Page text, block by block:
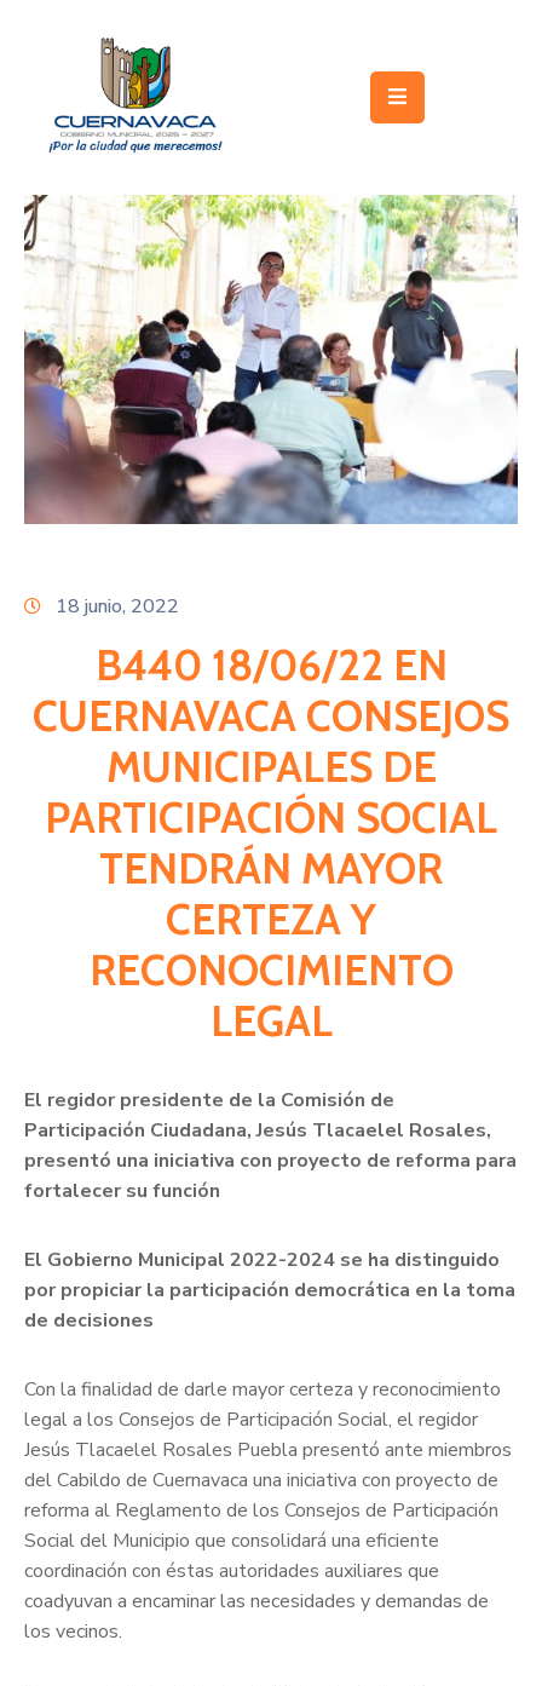
Gobierno
Turismo
Trámites
y
Servicios
Licitaciones
Transparencia
Directorio
18 junio, 2022
B440 18/06/22 EN
CUERNAVACA CONSEJOS
MUNICIPALES DE
PARTICIPACIÓN SOCIAL
TENDRÁN MAYOR
CERTEZA Y
RECONOCIMIENTO
LEGAL
El regidor presidente de la Comisión de
Participación Ciudadana, Jesús Tlacaelel Rosales,
presentó una iniciativa con proyecto de reforma para
fortalecer su función
El Gobierno Municipal 2022-2024 se ha distinguido
por propiciar la participación democrática en la toma
de decisiones
Con la finalidad de darle mayor certeza y reconocimiento
legal a los Consejos de Participación Social, el regidor
Jesús Tlacaelel Rosales Puebla presentó ante miembros
del Cabildo de Cuernavaca una iniciativa con proyecto de
reforma al Reglamento de los Consejos de Participación
Social del Municipio que consolidará una eficiente
coordinación con éstas autoridades auxiliares que
coadyuvan a encaminar las necesidades y demandas de
los vecinos.